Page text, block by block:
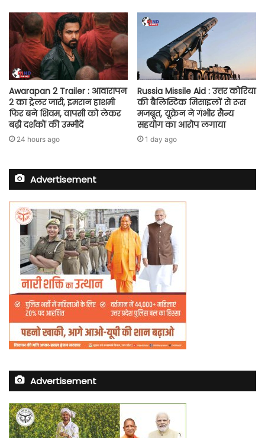
Awarapan 2 Trailer : आवारापन
2 का ट्रेलर जारी, इमरान हाशमी
फिर बने शिवम, वापसी को लेकर
बढ़ी दर्शकों की उम्मीदें
24 hours ago
Russia Missile Aid : उत्तर कोरिया
की बैलिस्टिक मिसाइलों से रूस
मजबूत, यूक्रेन ने गंभीर सैन्य
सहयोग का आरोप लगाया
1 day ago
Advertisement
Advertisement